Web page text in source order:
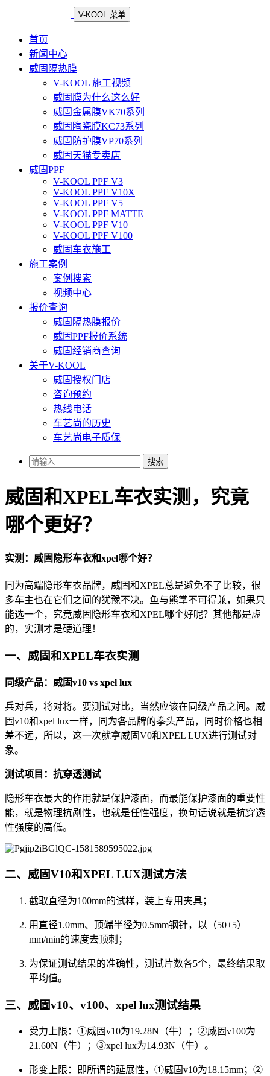
V-KOOL 菜单
首页
新闻中心
威固隔热膜
V-KOOL 施工视频
威固膜为什么这么好
威固金属膜VK70系列
威固陶瓷膜KC73系列
威固防护膜VP70系列
威固天猫专卖店
威固PPF
V-KOOL PPF V3
V-KOOL PPF V10X
V-KOOL PPF V5
V-KOOL PPF MATTE
V-KOOL PPF V10
V-KOOL PPF V100
威固车衣施工
施工案例
案例搜索
视频中心
报价查询
威固隔热膜报价
威固PPF报价系统
威固经销商查询
关于V-KOOL
威固授权门店
咨询预约
热线电话
车艺尚的历史
车艺尚电子质保
搜索
威固和XPEL车衣实测，究竟
哪个更好？
实测：威固隐形车衣和xpel哪个好？
同为高端隐形车衣品牌，威固和XPEL总是避免不了比较，很
多车主也在它们之间的犹豫不决。鱼与熊掌不可得兼，如果只
能选一个，究竟威固隐形车衣和XPEL哪个好呢？其他都是虚
的，实测才是硬道理！
一、威固和XPEL车衣实测
同级产品：威固v10 vs xpel lux
兵对兵，将对将。要测试对比，当然应该在同级产品之间。威
固v10和xpel lux一样，同为各品牌的拳头产品，同时价格也相
差不远，所以，这一次就拿威固V0和XPEL LUX进行测试对
象。
测试项目：抗穿透测试
隐形车衣最大的作用就是保护漆面，而最能保护漆面的重要性
能，就是物理抗剐性，也就是任性强度，换句话说就是抗穿透
性强度的高低。
二、威固V10和XPEL LUX测试方法
截取直径为100mm的试样，装上专用夹具；
用直径1.0mm、顶端半径为0.5mm钢针，以（50±5）
mm/min的速度去顶刺；
为保证测试结果的准确性，测试片数各5个，最终结果取
平均值。
三、威固v10、v100、xpel lux测试结果
受力上限：①威固v10为19.28N（牛）；②威固v100为
21.60N（牛）；③xpel lux为14.93N（牛）。
形变上限：即所谓的延展性，①威固v10为18.15mm；②